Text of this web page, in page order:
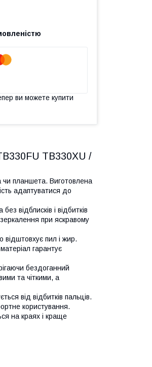
ви можете купити
TB330XU /
чи планшета. Виготовлена
адаптуватися до
відблисків і відбитків
при яскравому
відштовхує пил і жир.
гарантує
бездоганний
та чіткими, а
від відбитків пальців.
користування.
на краях і краще